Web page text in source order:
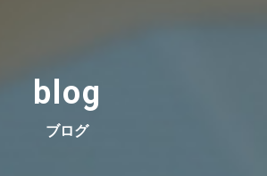
blog
ブログ